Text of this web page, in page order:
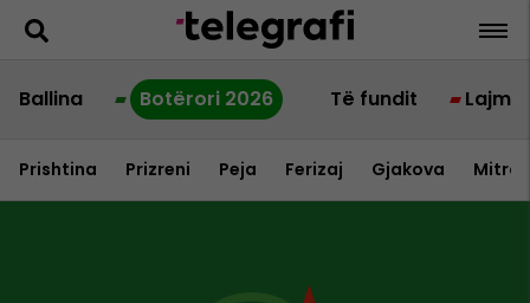
Ballina Botërori 2026 Të fundit Lajme
Prishtina Prizreni Peja Ferizaj Gjakova